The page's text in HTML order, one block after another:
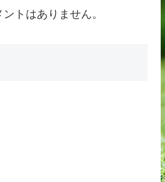
トはありません。